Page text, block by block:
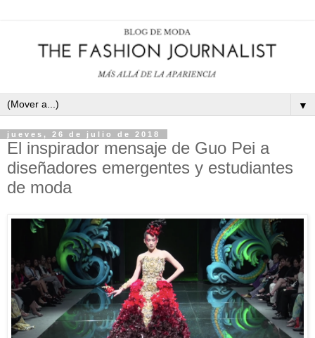
▼
jueves, 26 de julio de 2018
El inspirador mensaje de Guo Pei a
diseñadores emergentes y estudiantes
de moda